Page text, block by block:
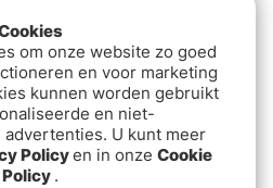
om onze website zo goed
en voor marketing
kunnen worden gebruikt
en niet-
U kunt meer
Policyen in onze Cookie
Policy .